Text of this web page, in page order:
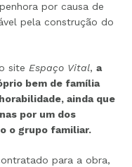
por causa de
pela construção do
site Espaço Vital, a
bem de família
ainda que
por um dos
o grupo familiar.
para a obra,